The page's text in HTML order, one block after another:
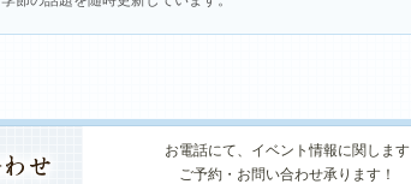
お電話にて、イベント情報に関します
ご予約・お問い合わせ承ります！